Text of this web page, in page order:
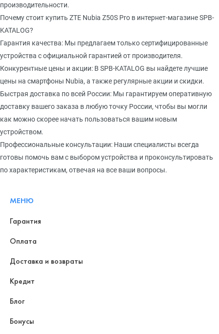
производительности.
Почему стоит купить ZTE Nubia Z50S Pro в интернет-магазине SPB-
KATALOG?
Гарантия качества: Мы предлагаем только сертифицированные
устройства с официальной гарантией от производителя.
Конкурентные цены и акции: В SPB-KATALOG вы найдете лучшие
цены на смартфоны Nubia, а также регулярные акции и скидки.
Быстрая доставка по всей России: Мы гарантируем оперативную
доставку вашего заказа в любую точку России, чтобы вы могли
как можно скорее начать пользоваться вашим новым
устройством.
Профессиональные консультации: Наши специалисты всегда
готовы помочь вам с выбором устройства и проконсультировать
по характеристикам, отвечая на все ваши вопросы.
МЕНЮ
Гарантия
Оплата
Доставка и возвраты
Кредит
Блог
Бонусы